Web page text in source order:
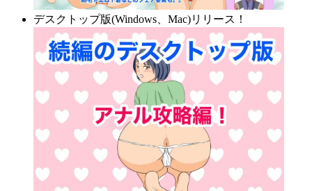
デスクトップ版(Windows、Mac)リリース！